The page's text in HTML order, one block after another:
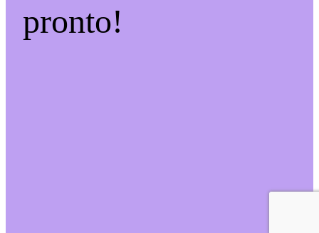
pronto!